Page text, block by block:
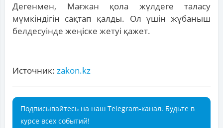
Дегенмен, Мағжан қола жүлдеге таласу
мүмкіндігін сақтап қалды. Ол үшін жұбаныш
белдесуінде жеңіске жетуі қажет.
Источник: zakon.kz
Подписывайтесь на наш Telegram-канал. Будьте в
курсе всех событий!